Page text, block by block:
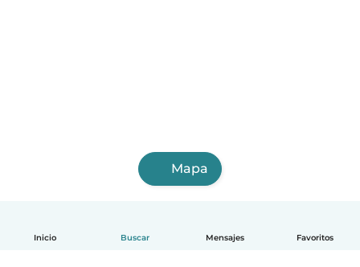
Inicio Buscar Mensajes Favoritos
Mapa